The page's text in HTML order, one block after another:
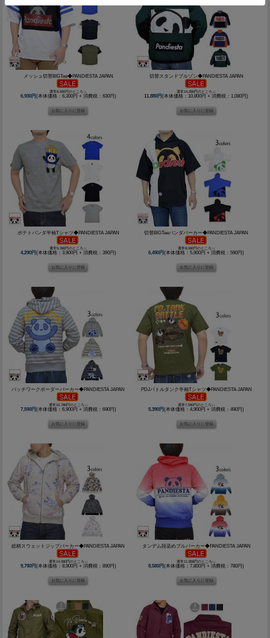
メッシュ切替BIGTee◆PANDIESTA JAPAN
通常8,690円のところ↓↓
6,930円(本体価格：6,300円 + 消費税：630円)
切替スタンドブルゾン◆PANDIESTA JAPAN
通常14,080円のところ↓↓
11,880円(本体価格：10,800円 + 消費税：1,080円)
ポテトパンダ半袖Tシャツ◆PANDIESTA JAPAN
通常5,390円のところ↓↓
4,290円(本体価格：3,900円 + 消費税：390円)
切替BIGTeeパンダパーカー◆PANDIESTA JAPAN
通常8,690円のところ↓↓
6,490円(本体価格：5,900円 + 消費税：590円)
パッチワークボーダーパーカー◆PANDIESTA JAPAN
通常10,780円のところ↓↓
7,590円(本体価格：6,900円 + 消費税：690円)
PDJバトルタンク半袖Tシャツ◆PANDIESTA JAPAN
通常7,590円のところ↓↓
5,390円(本体価格：4,900円 + 消費税：490円)
総柄スウェットジップパーカー◆PANDIESTA JAPAN
通常14,080円のところ↓↓
9,790円(本体価格：8,900円 + 消費税：890円)
タンデム段染めプルパーカー◆PANDIESTA JAPAN
通常11,858円のところ↓↓
8,580円(本体価格：7,800円 + 消費税：780円)